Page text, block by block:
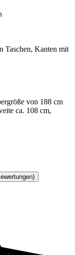
Taschen, Kanten mit
von 188 cm
ca. 108 cm,